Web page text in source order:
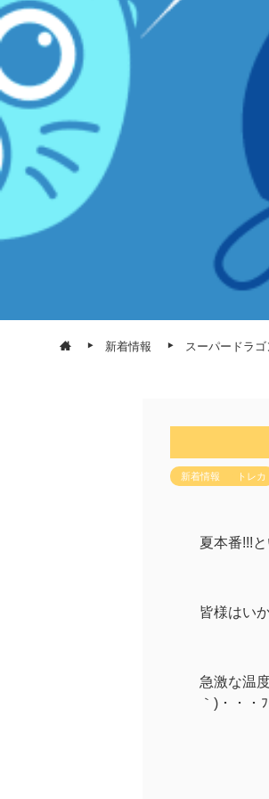
新着情報 スーパードラ
新着情報 トレカ
夏本番!!!
皆様はい
急激な温
｀)・・・